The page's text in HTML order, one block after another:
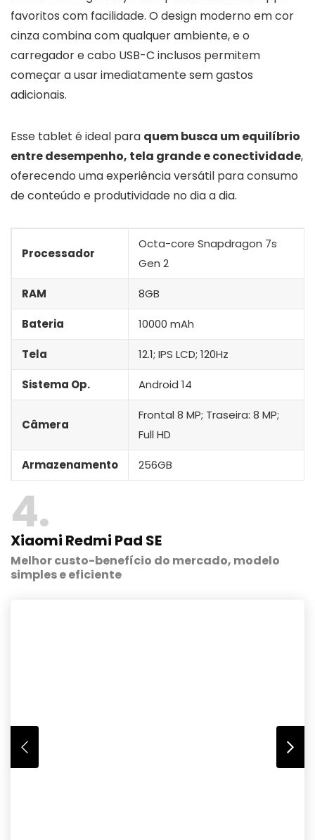
favoritos com facilidade. O design moderno em cor
cinza combina com qualquer ambiente, e o
carregador e cabo USB-C inclusos permitem
começar a usar imediatamente sem gastos
adicionais.
Esse tablet é ideal para quem busca um equilíbrio
entre desempenho, tela grande e conectividade,
oferecendo uma experiência versátil para consumo
de conteúdo e produtividade no dia a dia.
Processador
Octa-core Snapdragon 7s
Gen 2
RAM 8GB
Bateria 10000 mAh
Tela 12.1; IPS LCD; 120Hz
Sistema Op. Android 14
Câmera
Frontal 8 MP; Traseira: 8 MP;
Full HD
Armazenamento 256GB
4
Xiaomi Redmi Pad SE
Melhor custo-benefício do mercado, modelo
simples e eficiente